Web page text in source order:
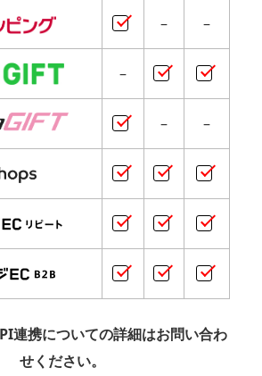
– –
–
– –
連携についての詳細はお問い合わ
せください。